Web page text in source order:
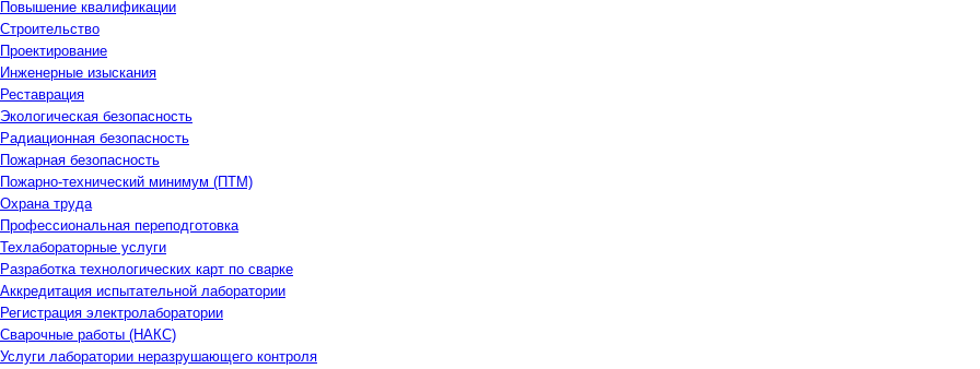
Повышение квалификации
Строительство
Проектирование
Инженерные изыскания
Реставрация
Экологическая безопасность
Радиационная безопасность
Пожарная безопасность
Пожарно-технический минимум (ПТМ)
Охрана труда
Профессиональная переподготовка
Техлабораторные услуги
Разработка технологических карт по сварке
Аккредитация испытательной лаборатории
Регистрация электролаборатории
Сварочные работы (НАКС)
Услуги лаборатории неразрушающего контроля